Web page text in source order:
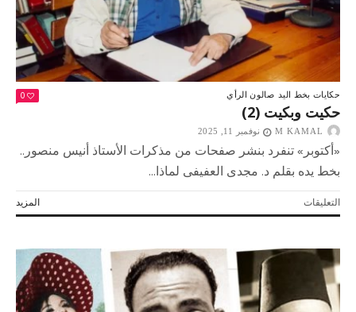
حكايات بخط اليد صالون الرأي 0
حكيت وبكيت (2)
M KAMAL نوفمبر 11, 2025
«أكتوبر» تنفرد بنشر صفحات من مذكرات الأستاذ أنيس منصور..
بخط يده بقلم د. مجدى العفيفى لماذا...
المزيد التعليقاتعلى
حكيت
(2)